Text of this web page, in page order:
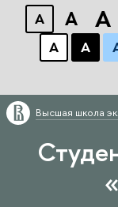
A A A
А
А
Высшая школа